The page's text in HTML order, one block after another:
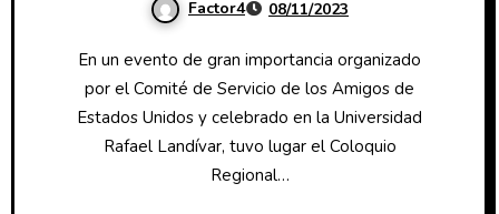
Factor4 08/11/2023
En un evento de gran importancia organizado
por el Comité de Servicio de los Amigos de
Estados Unidos y celebrado en la Universidad
Rafael Landívar, tuvo lugar el Coloquio
Regional…